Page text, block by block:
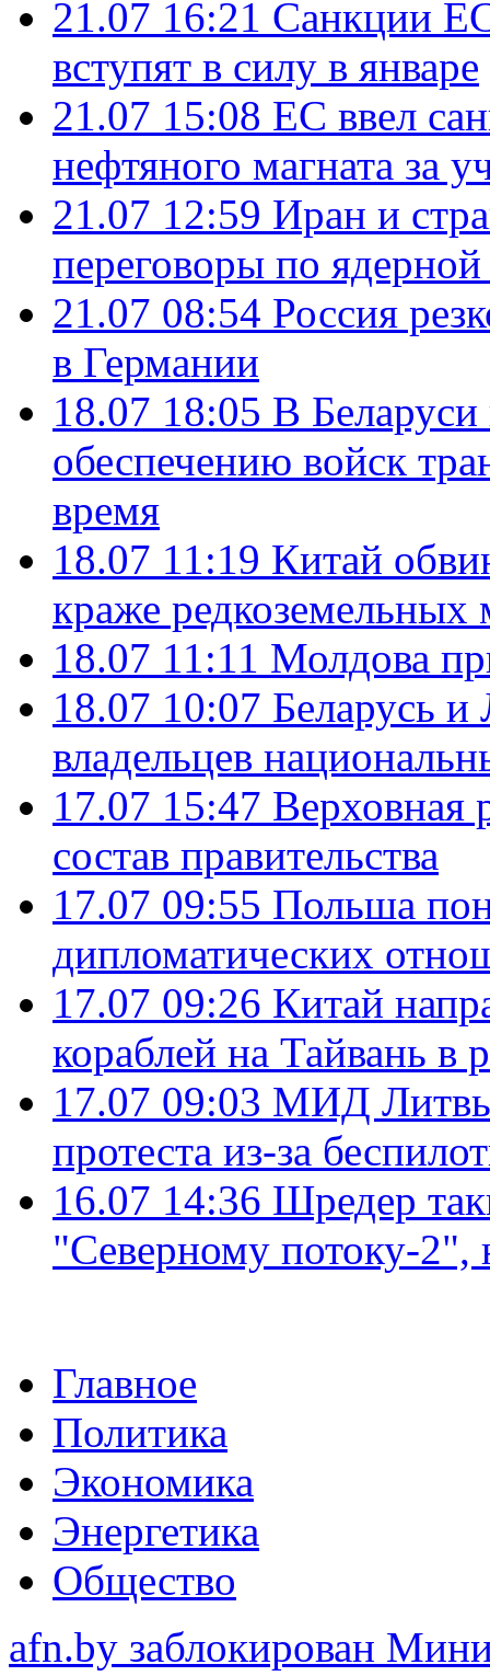
21.07 16:21 Санкции
вступят в силу в январе
21.07 15:08 ЕС ввел
нефтяного магната за
21.07 12:59 Иран и
переговоры по
21.07 08:54 Россия
в Германии
18.07 18:05 В
обеспечению войск
время
18.07 11:19 Китай
краже редкоземельных
18.07 11:11 Молдова
18.07 10:07 Беларусь
владельцев
17.07 15:47 Верховная
состав правительства
17.07 09:55 Польша
дипломатических
17.07 09:26 Китай
кораблей на Тайвань в
17.07 09:03 МИД Литвы
протеста из-за
16.07 14:36 Шредер
"Северному потоку-2",
Главное
Политика
Экономика
Энергетика
Общество
afn.by заблокирован